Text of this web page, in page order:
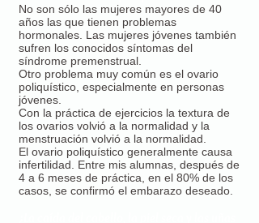
No son sólo las mujeres mayores de 40
años las que tienen problemas
hormonales. Las mujeres jóvenes también
sufren los conocidos síntomas del
síndrome premenstrual.
Otro problema muy común es el ovario
poliquístico, especialmente en personas
jóvenes.
Con la práctica de ejercicios la textura de
los ovarios volvió a la normalidad y la
menstruación volvió a la normalidad.
El ovario poliquístico generalmente causa
infertilidad. Entre mis alumnas, después de
4 a 6 meses de práctica, en el 80% de los
casos, se confirmó el embarazo deseado.